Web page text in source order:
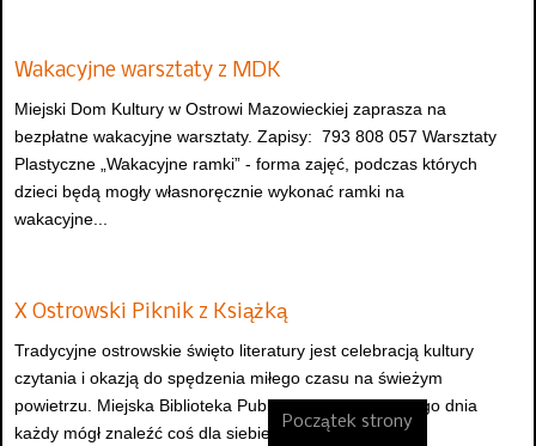
Wakacyjne warsztaty z MDK
Miejski Dom Kultury w Ostrowi Mazowieckiej zaprasza na
bezpłatne wakacyjne warsztaty. Zapisy: 793 808 057 Warsztaty
Plastyczne „Wakacyjne ramki” - forma zajęć, podczas których
dzieci będą mogły własnoręcznie wykonać ramki na
wakacyjne...
X Ostrowski Piknik z Książką
Tradycyjne ostrowskie święto literatury jest celebracją kultury
czytania i okazją do spędzenia miłego czasu na świeżym
powietrzu. Miejska Biblioteka Publiczna zadbała, by tego dnia
każdy mógł znaleźć coś dla siebie...
Początek strony